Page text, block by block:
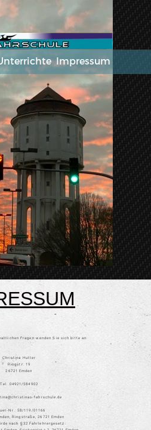
Impressum
Fragen wenden Sie sich bitte an:
Christina Hutter
Ringstr. 19
26721 Emden
Tel. 04921/584902
fahrschule.de
Nr.: 58/119/01166
Ringstraße, 26721 Emden
nach §32 Fahrlehrergesetz: